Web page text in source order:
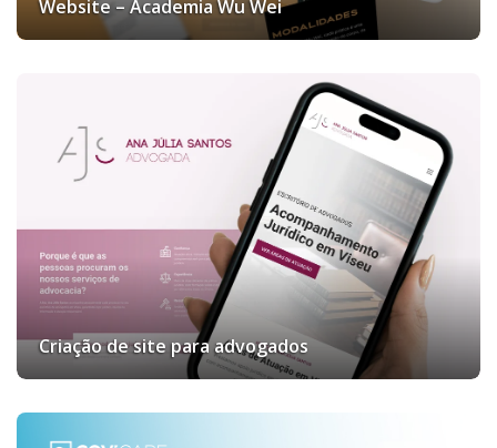
Website – Academia Wu Wei
Criação de site para advogados